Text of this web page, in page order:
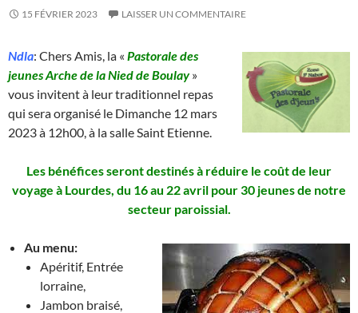
15 FÉVRIER 2023 LAISSER UN COMMENTAIRE
Ndla: Chers Amis, la « Pastorale des
jeunes Arche de la Nied de Boulay»
vous invitent à leur traditionnel repas
qui sera organisé le Dimanche 12 mars
2023 à 12h00, à la salle Saint Etienne.
Les bénéfices seront destinés à réduire le coût de leur
voyage à Lourdes, du 16 au 22 avril pour 30 jeunes de notre
secteur paroissial.
Au menu:
Apéritif, Entrée
lorraine,
Jambon braisé,